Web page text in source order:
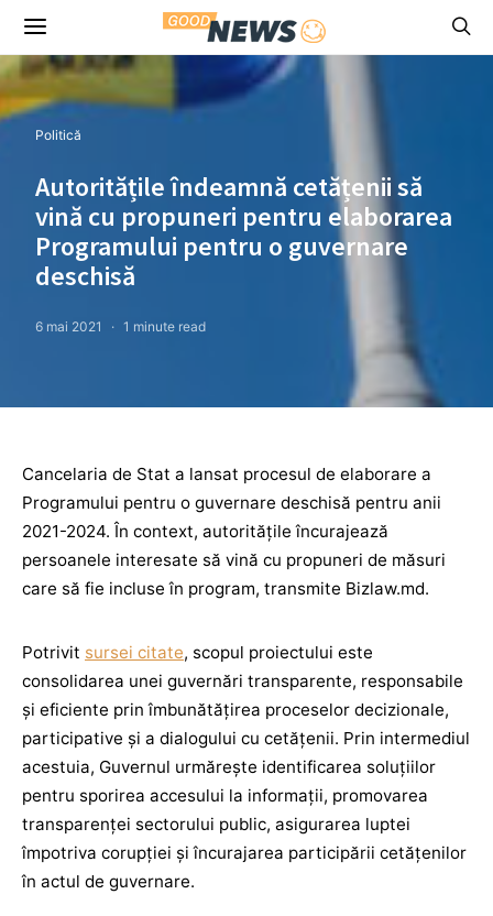
Politică
Autoritățile îndeamnă cetățenii să
vină cu propuneri pentru elaborarea
Programului pentru o guvernare
deschisă
6 mai 2021 1 minute read
Cancelaria de Stat a lansat procesul de elaborare a
Programului pentru o guvernare deschisă pentru anii
2021-2024. În context, autoritățile încurajează
persoanele interesate să vină cu propuneri de măsuri
care să fie incluse în program, transmite Bizlaw.md.
Potrivit sursei citate, scopul proiectului este
consolidarea unei guvernări transparente, responsabile
și eficiente prin îmbunătățirea proceselor decizionale,
participative și a dialogului cu cetățenii. Prin intermediul
acestuia, Guvernul urmărește identificarea soluțiilor
pentru sporirea accesului la informații, promovarea
transparenței sectorului public, asigurarea luptei
împotriva corupției și încurajarea participării cetățenilor
în actul de guvernare.